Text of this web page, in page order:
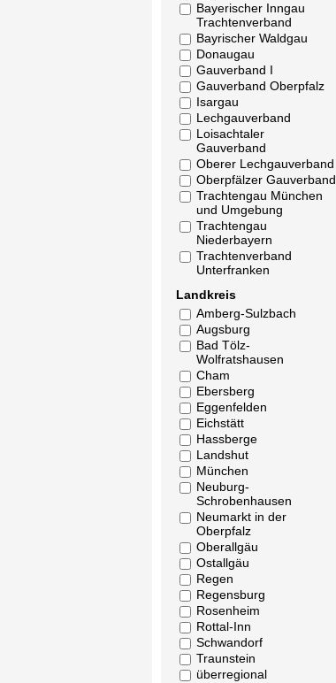
Bayerischer Inngau
Trachtenverband
Bayrischer Waldgau
Donaugau
Gauverband I
Gauverband Oberpfalz
Isargau
Lechgauverband
Loisachtaler
Gauverband
Oberer Lechgauverband
Oberpfälzer Gauverband
Trachtengau München
und Umgebung
Trachtengau
Niederbayern
Trachtenverband
Unterfranken
Landkreis
Amberg-Sulzbach
Augsburg
Bad Tölz-
Wolfratshausen
Cham
Ebersberg
Eggenfelden
Eichstätt
Hassberge
Landshut
München
Neuburg-
Schrobenhausen
Neumarkt in der
Oberpfalz
Oberallgäu
Ostallgäu
Regen
Regensburg
Rosenheim
Rottal-Inn
Schwandorf
Traunstein
überregional